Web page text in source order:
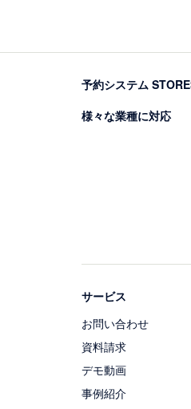
予約システム
様々な業種に対応
サービス
お問い合わせ
資料請求
デモ動画
事例紹介